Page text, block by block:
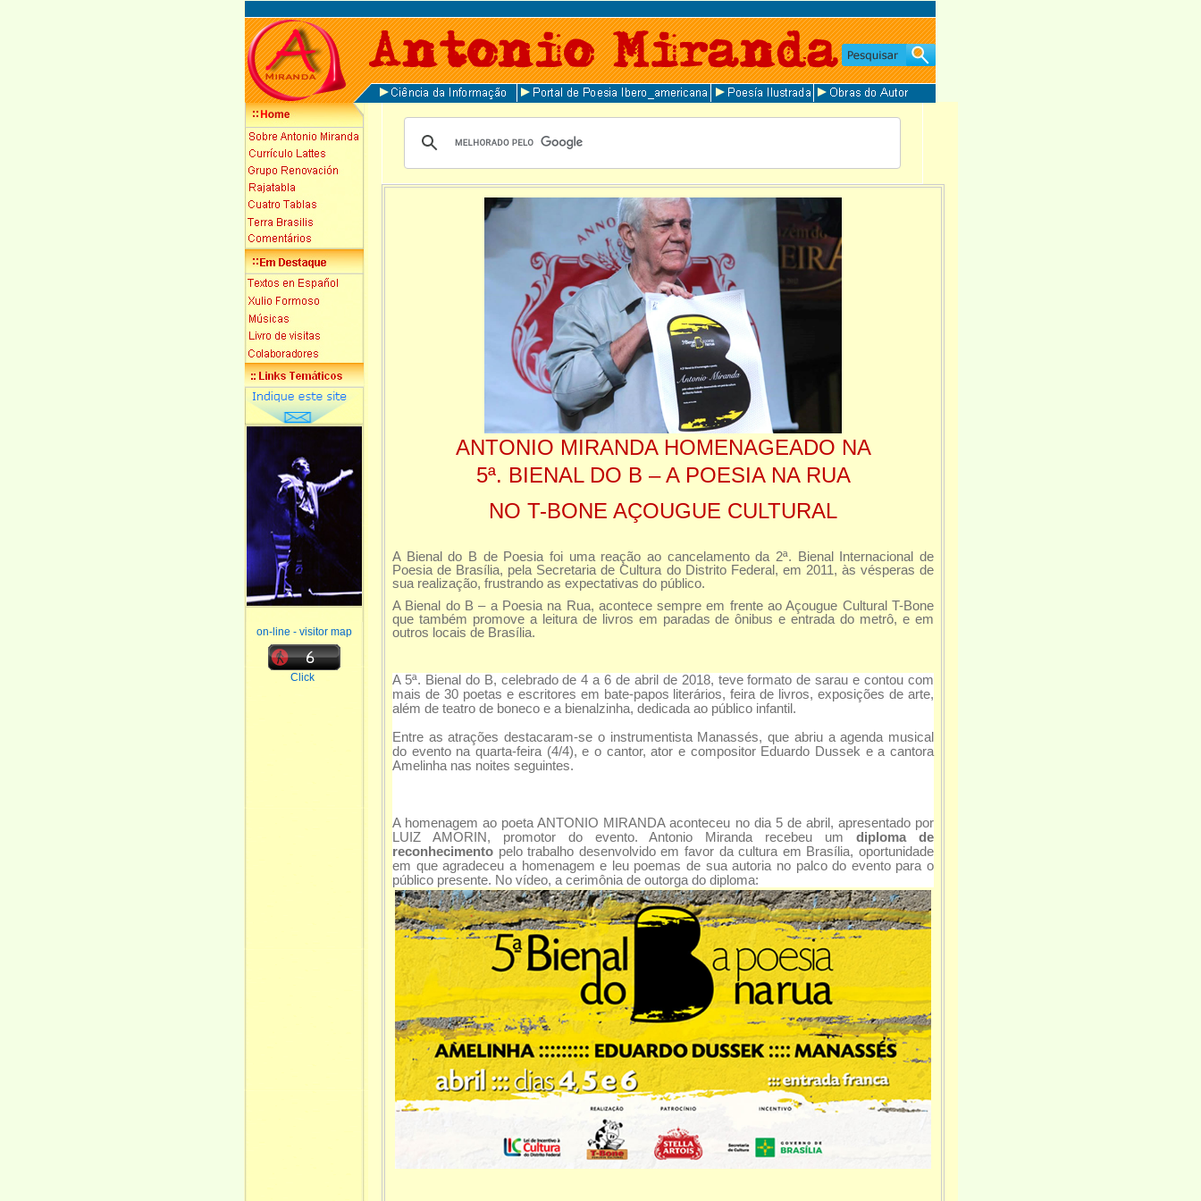
on-line - visitor map
Click
ANTONIO MIRANDA HOMENAGEADO NA
5ª. BIENAL DO B – A POESIA NA RUA
NO T-BONE AÇOUGUE CULTURAL
A Bienal do B de Poesia foi uma reação ao cancelamento da 2ª. Bienal Internacional de
Poesia de Brasília, pela Secretaria de Cultura do Distrito Federal, em 2011, às vésperas de
sua realização, frustrando as expectativas do público.
A Bienal do B – a Poesia na Rua, acontece sempre em frente ao Açougue Cultural T-Bone
que também promove a leitura de livros em paradas de ônibus e entrada do metrô, e em
outros locais de Brasília.
A 5ª. Bienal do B, celebrado de 4 a 6 de abril de 2018, teve formato de sarau e contou com
mais de 30 poetas e escritores em bate-papos literários, feira de livros, exposições de arte,
além de teatro de boneco e a bienalzinha, dedicada ao público infantil.
Entre as atrações destacaram-se o instrumentista Manassés, que abriu a agenda musical
do evento na quarta-feira (4/4), e o cantor, ator e compositor Eduardo Dussek e a cantora
Amelinha nas noites seguintes.
A homenagem ao poeta ANTONIO MIRANDA aconteceu no dia 5 de abril, apresentado por
LUIZ AMORIN, promotor do evento. Antonio Miranda recebeu umdiploma de
reconhecimento pelo trabalho desenvolvido em favor da cultura em Brasília, oportunidade
em que agradeceu a homenagem e leu poemas de sua autoria no palco do evento para o
público presente. No vídeo, a cerimônia de outorga do diploma: